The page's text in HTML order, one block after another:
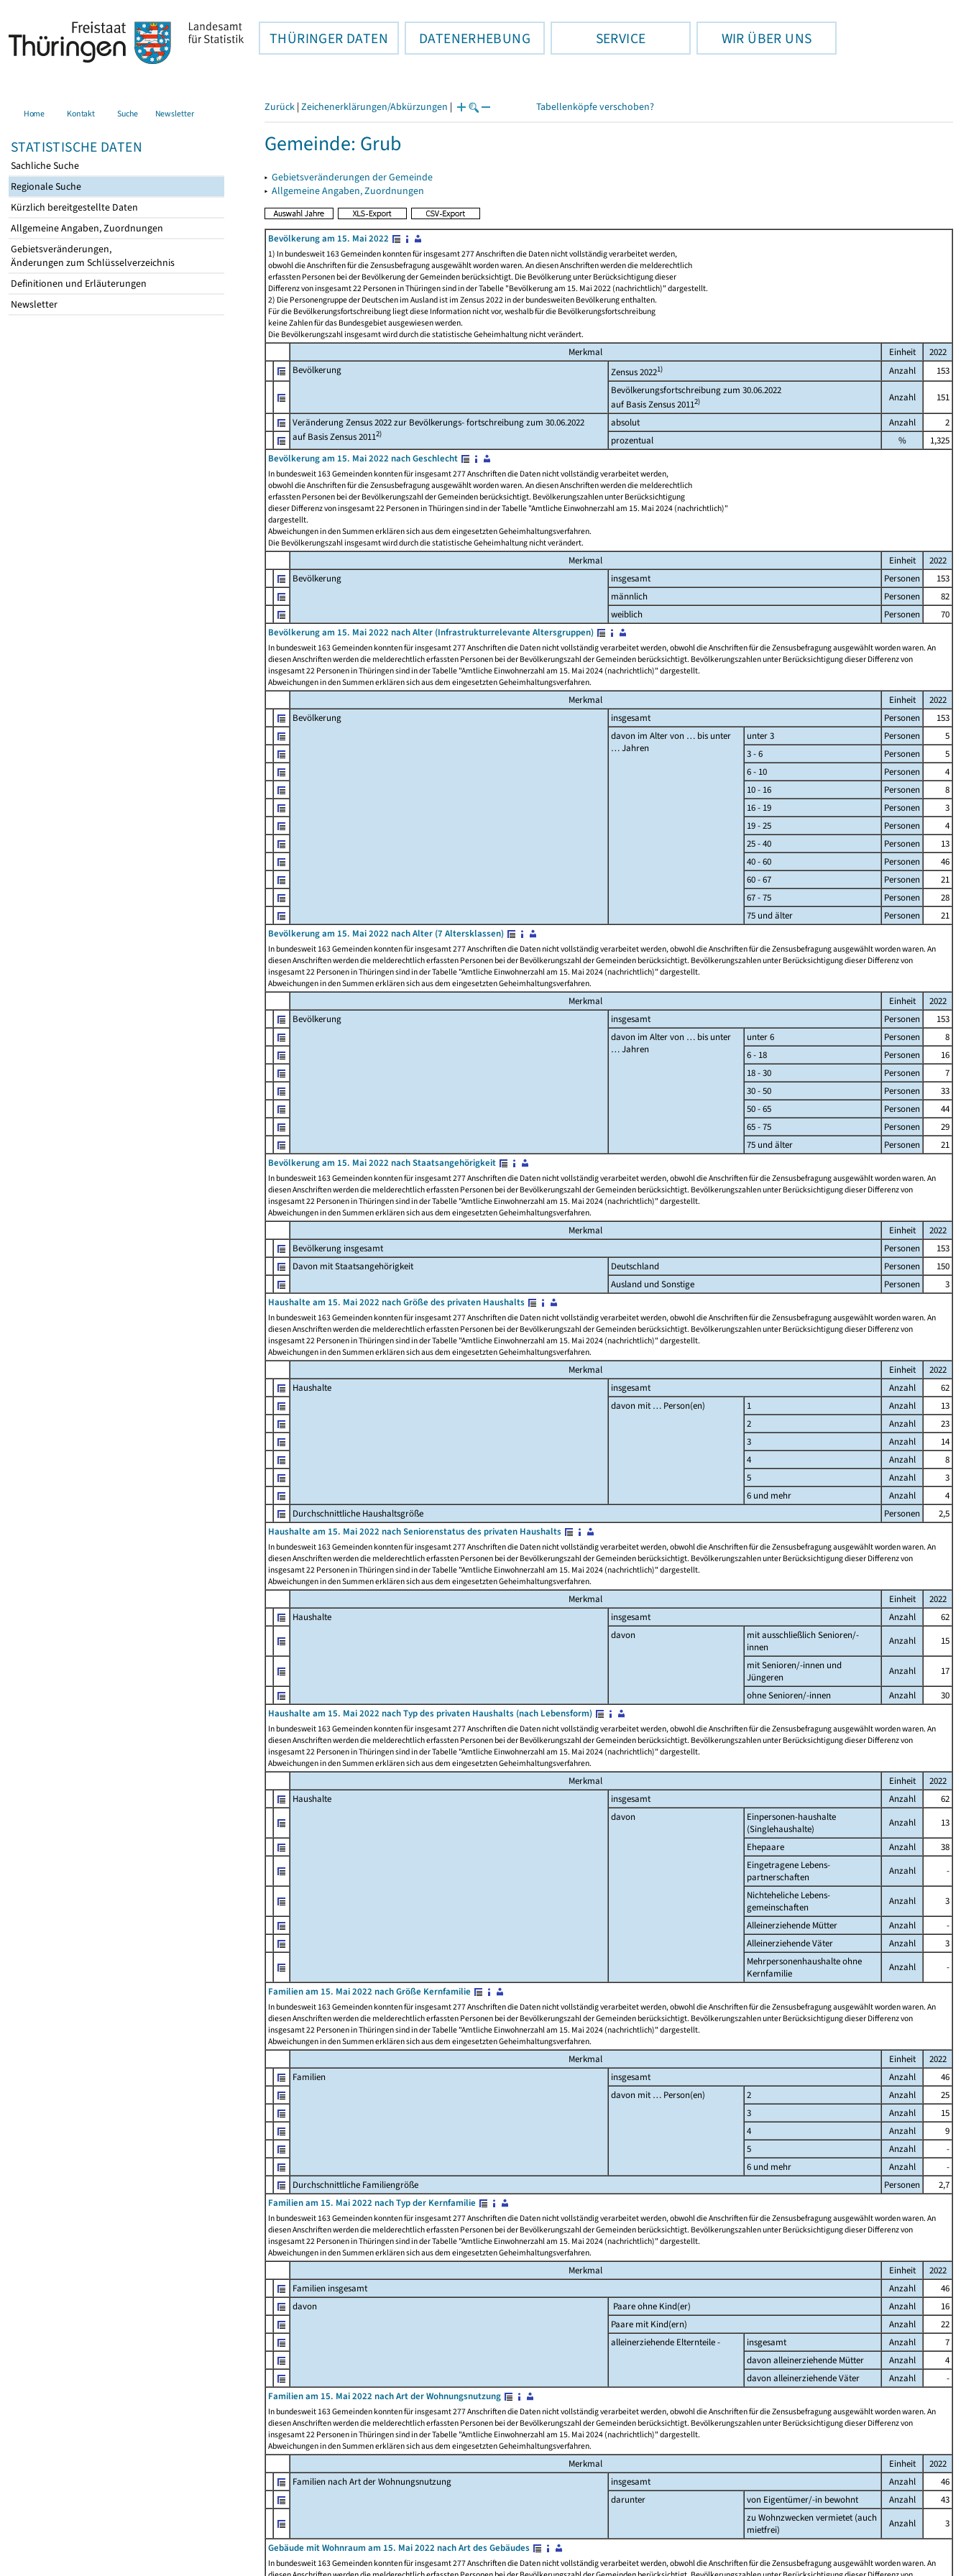
THÜRINGER DATEN DATENERHEBUNG SERVICE WIR ÜBER UNS
Home Kontakt Suche Newsletter
STATISTISCHE DATEN
Sachliche Suche
Regionale Suche
Kürzlich bereitgestellte Daten
Allgemeine Angaben, Zuordnungen
Gebietsveränderungen,
Änderungen zum Schlüsselverzeichnis
Definitionen und Erläuterungen
Newsletter
Zurück | Zeichenerklärungen/Abkürzungen | Tabellenköpfe verschoben?
Gemeinde: Grub
▸ Gebietsveränderungen der Gemeinde
▸ Allgemeine Angaben, Zuordnungen
Bevölkerung am 15. Mai 2022
1) In bundesweit 163 Gemeinden konnten für insgesamt 277 Anschriften die Daten nicht vollständig verarbeitet werden,
obwohl die Anschriften für die Zensusbefragung ausgewählt worden waren. An diesen Anschriften werden die melderechtlich
erfassten Personen bei der Bevölkerung der Gemeinden berücksichtigt. Die Bevölkerung unter Berücksichtigung dieser
Differenz von insgesamt 22 Personen in Thüringen sind in der Tabelle "Bevölkerung am 15. Mai 2022 (nachrichtlich)" dargestellt.
2) Die Personengruppe der Deutschen im Ausland ist im Zensus 2022 in der bundesweiten Bevölkerung enthalten.
Für die Bevölkerungsfortschreibung liegt diese Information nicht vor, weshalb für die Bevölkerungsfortschreibung
keine Zahlen für das Bundesgebiet ausgewiesen werden.
Die Bevölkerungszahl insgesamt wird durch die statistische Geheimhaltung nicht verändert.
Merkmal Einheit
2022
Bevölkerung
Zensus 20221) Anzahl
153
Bevölkerungsfortschreibung zum 30.06.2022
auf Basis Zensus 20112) Anzahl 151
Veränderung Zensus 2022 zur Bevölkerungs- fortschreibung zum 30.06.2022
auf Basis Zensus 20112)
absolut Anzahl
2
prozentual
%
1,325
Bevölkerung am 15. Mai 2022 nach Geschlecht
In bundesweit 163 Gemeinden konnten für insgesamt 277 Anschriften die Daten nicht vollständig verarbeitet werden,
obwohl die Anschriften für die Zensusbefragung ausgewählt worden waren. An diesen Anschriften werden die melderechtlich
erfassten Personen bei der Bevölkerungszahl der Gemeinden berücksichtigt. Bevölkerungszahlen unter Berücksichtigung
dieser Differenz von insgesamt 22 Personen in Thüringen sind in der Tabelle "Amtliche Einwohnerzahl am 15. Mai 2024 (nachrichtlich)"
dargestellt.
Abweichungen in den Summen erklären sich aus dem eingesetzten Geheimhaltungsverfahren.
Die Bevölkerungszahl insgesamt wird durch die statistische Geheimhaltung nicht verändert.
Merkmal Einheit
2022
Bevölkerung
insgesamt Personen
153
männlich
Personen
82
weiblich
Personen
70
Bevölkerung am 15. Mai 2022 nach Alter (Infrastrukturrelevante Altersgruppen)
In bundesweit 163 Gemeinden konnten für insgesamt 277 Anschriften die Daten nicht vollständig verarbeitet werden, obwohl die Anschriften für die Zensusbefragung ausgewählt worden waren. An
diesen Anschriften werden die melderechtlich erfassten Personen bei der Bevölkerungszahl der Gemeinden berücksichtigt. Bevölkerungszahlen unter Berücksichtigung dieser Differenz von
insgesamt 22 Personen in Thüringen sind in der Tabelle "Amtliche Einwohnerzahl am 15. Mai 2024 (nachrichtlich)" dargestellt.
Abweichungen in den Summen erklären sich aus dem eingesetzten Geheimhaltungsverfahren.
Merkmal Einheit
2022
Bevölkerung
insgesamt Personen
153
davon im Alter von … bis unter
… Jahren
unter 3 Personen
5
3 - 6
Personen
5
6 - 10
Personen
4
10 - 16
Personen
8
16 - 19
Personen
3
19 - 25
Personen
4
25 - 40
Personen
13
40 - 60
Personen
46
60 - 67
Personen
21
67 - 75
Personen
28
75 und älter
Personen
21
Bevölkerung am 15. Mai 2022 nach Alter (7 Altersklassen)
In bundesweit 163 Gemeinden konnten für insgesamt 277 Anschriften die Daten nicht vollständig verarbeitet werden, obwohl die Anschriften für die Zensusbefragung ausgewählt worden waren. An
diesen Anschriften werden die melderechtlich erfassten Personen bei der Bevölkerungszahl der Gemeinden berücksichtigt. Bevölkerungszahlen unter Berücksichtigung dieser Differenz von
insgesamt 22 Personen in Thüringen sind in der Tabelle "Amtliche Einwohnerzahl am 15. Mai 2024 (nachrichtlich)" dargestellt.
Abweichungen in den Summen erklären sich aus dem eingesetzten Geheimhaltungsverfahren.
Merkmal Einheit
2022
Bevölkerung
insgesamt Personen
153
davon im Alter von … bis unter
… Jahren
unter 6 Personen
8
6 - 18
Personen
16
18 - 30
Personen
7
30 - 50
Personen
33
50 - 65
Personen
44
65 - 75
Personen
29
75 und älter
Personen
21
Bevölkerung am 15. Mai 2022 nach Staatsangehörigkeit
In bundesweit 163 Gemeinden konnten für insgesamt 277 Anschriften die Daten nicht vollständig verarbeitet werden, obwohl die Anschriften für die Zensusbefragung ausgewählt worden waren. An
diesen Anschriften werden die melderechtlich erfassten Personen bei der Bevölkerungszahl der Gemeinden berücksichtigt. Bevölkerungszahlen unter Berücksichtigung dieser Differenz von
insgesamt 22 Personen in Thüringen sind in der Tabelle "Amtliche Einwohnerzahl am 15. Mai 2024 (nachrichtlich)" dargestellt.
Abweichungen in den Summen erklären sich aus dem eingesetzten Geheimhaltungsverfahren.
Merkmal Einheit
2022
Bevölkerung insgesamt
Personen
153
Davon mit Staatsangehörigkeit
Deutschland Personen
150
Ausland und Sonstige
Personen
3
Haushalte am 15. Mai 2022 nach Größe des privaten Haushalts
In bundesweit 163 Gemeinden konnten für insgesamt 277 Anschriften die Daten nicht vollständig verarbeitet werden, obwohl die Anschriften für die Zensusbefragung ausgewählt worden waren. An
diesen Anschriften werden die melderechtlich erfassten Personen bei der Bevölkerungszahl der Gemeinden berücksichtigt. Bevölkerungszahlen unter Berücksichtigung dieser Differenz von
insgesamt 22 Personen in Thüringen sind in der Tabelle "Amtliche Einwohnerzahl am 15. Mai 2024 (nachrichtlich)" dargestellt.
Abweichungen in den Summen erklären sich aus dem eingesetzten Geheimhaltungsverfahren.
Merkmal Einheit
2022
Haushalte
insgesamt Anzahl
62
davon mit … Person(en)
1 Anzahl
13
2
Anzahl
23
3
Anzahl
14
4
Anzahl
8
5
Anzahl
3
6 und mehr
Anzahl
4
Durchschnittliche Haushaltsgröße
Personen
2,5
Haushalte am 15. Mai 2022 nach Seniorenstatus des privaten Haushalts
In bundesweit 163 Gemeinden konnten für insgesamt 277 Anschriften die Daten nicht vollständig verarbeitet werden, obwohl die Anschriften für die Zensusbefragung ausgewählt worden waren. An
diesen Anschriften werden die melderechtlich erfassten Personen bei der Bevölkerungszahl der Gemeinden berücksichtigt. Bevölkerungszahlen unter Berücksichtigung dieser Differenz von
insgesamt 22 Personen in Thüringen sind in der Tabelle "Amtliche Einwohnerzahl am 15. Mai 2024 (nachrichtlich)" dargestellt.
Abweichungen in den Summen erklären sich aus dem eingesetzten Geheimhaltungsverfahren.
Merkmal Einheit
2022
Haushalte
insgesamt Anzahl
62
davon
mit ausschließlich Senioren/-
innen
Anzahl
15
mit Senioren/-innen und
Jüngeren
Anzahl
17
ohne Senioren/-innen
Anzahl
30
Haushalte am 15. Mai 2022 nach Typ des privaten Haushalts (nach Lebensform)
In bundesweit 163 Gemeinden konnten für insgesamt 277 Anschriften die Daten nicht vollständig verarbeitet werden, obwohl die Anschriften für die Zensusbefragung ausgewählt worden waren. An
diesen Anschriften werden die melderechtlich erfassten Personen bei der Bevölkerungszahl der Gemeinden berücksichtigt. Bevölkerungszahlen unter Berücksichtigung dieser Differenz von
insgesamt 22 Personen in Thüringen sind in der Tabelle "Amtliche Einwohnerzahl am 15. Mai 2024 (nachrichtlich)" dargestellt.
Abweichungen in den Summen erklären sich aus dem eingesetzten Geheimhaltungsverfahren.
Merkmal Einheit
2022
Haushalte
insgesamt Anzahl
62
davon
Einpersonen-haushalte
(Singlehaushalte)
Anzahl
13
Ehepaare
Anzahl
38
Eingetragene Lebens-
partnerschaften
Anzahl
-
Nichteheliche Lebens-
gemeinschaften
Anzahl
3
Alleinerziehende Mütter
Anzahl
-
Alleinerziehende Väter
Anzahl
3
Mehrpersonenhaushalte ohne
Kernfamilie
Anzahl
-
Familien am 15. Mai 2022 nach Größe Kernfamilie
In bundesweit 163 Gemeinden konnten für insgesamt 277 Anschriften die Daten nicht vollständig verarbeitet werden, obwohl die Anschriften für die Zensusbefragung ausgewählt worden waren. An
diesen Anschriften werden die melderechtlich erfassten Personen bei der Bevölkerungszahl der Gemeinden berücksichtigt. Bevölkerungszahlen unter Berücksichtigung dieser Differenz von
insgesamt 22 Personen in Thüringen sind in der Tabelle "Amtliche Einwohnerzahl am 15. Mai 2024 (nachrichtlich)" dargestellt.
Abweichungen in den Summen erklären sich aus dem eingesetzten Geheimhaltungsverfahren.
Merkmal Einheit
2022
Familien
insgesamt Anzahl
46
davon mit … Person(en)
2 Anzahl
25
3
Anzahl
15
4
Anzahl
9
5
Anzahl
-
6 und mehr
Anzahl
-
Durchschnittliche Familiengröße
Personen
2,7
Familien am 15. Mai 2022 nach Typ der Kernfamilie
In bundesweit 163 Gemeinden konnten für insgesamt 277 Anschriften die Daten nicht vollständig verarbeitet werden, obwohl die Anschriften für die Zensusbefragung ausgewählt worden waren. An
diesen Anschriften werden die melderechtlich erfassten Personen bei der Bevölkerungszahl der Gemeinden berücksichtigt. Bevölkerungszahlen unter Berücksichtigung dieser Differenz von
insgesamt 22 Personen in Thüringen sind in der Tabelle "Amtliche Einwohnerzahl am 15. Mai 2024 (nachrichtlich)" dargestellt.
Abweichungen in den Summen erklären sich aus dem eingesetzten Geheimhaltungsverfahren.
Merkmal Einheit
2022
Familien insgesamt
Anzahl
46
davon
Paare ohne Kind(er) Anzahl
16
Paare mit Kind(ern)
Anzahl
22
alleinerziehende Elternteile -
insgesamt Anzahl
7
davon alleinerziehende Mütter
Anzahl
4
davon alleinerziehende Väter
Anzahl
-
Familien am 15. Mai 2022 nach Art der Wohnungsnutzung
In bundesweit 163 Gemeinden konnten für insgesamt 277 Anschriften die Daten nicht vollständig verarbeitet werden, obwohl die Anschriften für die Zensusbefragung ausgewählt worden waren. An
diesen Anschriften werden die melderechtlich erfassten Personen bei der Bevölkerungszahl der Gemeinden berücksichtigt. Bevölkerungszahlen unter Berücksichtigung dieser Differenz von
insgesamt 22 Personen in Thüringen sind in der Tabelle "Amtliche Einwohnerzahl am 15. Mai 2024 (nachrichtlich)" dargestellt.
Abweichungen in den Summen erklären sich aus dem eingesetzten Geheimhaltungsverfahren.
Merkmal Einheit
2022
Familien nach Art der Wohnungsnutzung
insgesamt Anzahl
46
darunter
von Eigentümer/-in bewohnt Anzahl
43
zu Wohnzwecken vermietet (auch
mietfrei)
Anzahl
3
Gebäude mit Wohnraum am 15. Mai 2022 nach Art des Gebäudes
In bundesweit 163 Gemeinden konnten für insgesamt 277 Anschriften die Daten nicht vollständig verarbeitet werden, obwohl die Anschriften für die Zensusbefragung ausgewählt worden waren. An